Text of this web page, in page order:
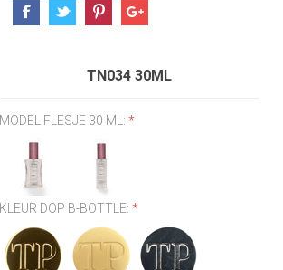
TN034 30ML
MODEL FLESJE 30 ML:*
KLEUR DOP B-BOTTLE:*